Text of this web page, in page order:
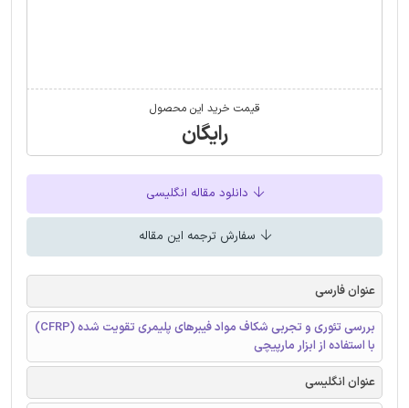
قیمت خرید این محصول
رایگان
دانلود مقاله انگلیسی
سفارش ترجمه این مقاله
عنوان فارسی
بررسی تئوری و تجربی شکاف مواد فیبرهای پلیمری تقویت شده (CFRP)
با استفاده از ابزار مارپیچی
عنوان انگلیسی